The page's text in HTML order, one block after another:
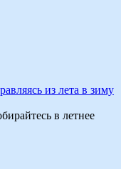
из лета в зиму
в летнее